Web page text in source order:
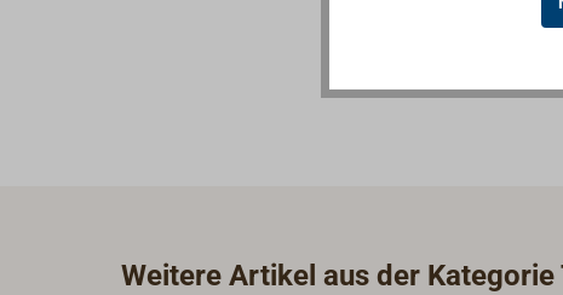
Weitere Artikel aus der Kategorie